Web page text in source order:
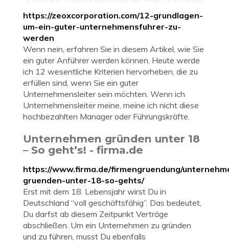
https://zeoxcorporation.com/12-grundlagen-
um-ein-guter-unternehmensfuhrer-zu-
werden
Wenn nein, erfahren Sie in diesem Artikel, wie Sie
ein guter Anführer werden können. Heute werde
ich 12 wesentliche Kriterien hervorheben, die zu
erfüllen sind, wenn Sie ein guter
Unternehmensleiter sein möchten. Wenn ich
Unternehmensleiter meine, meine ich nicht diese
hochbezahlten Manager oder Führungskräfte.
Unternehmen gründen unter 18
– So geht’s! - firma.de
https://www.firma.de/firmengruendung/
gruenden-unter-18-so-gehts/
Erst mit dem 18. Lebensjahr wirst Du in
Deutschland “voll geschäftsfähig”. Das bedeutet,
Du darfst ab diesem Zeitpunkt Verträge
abschließen. Um ein Unternehmen zu gründen
und zu führen, musst Du ebenfalls